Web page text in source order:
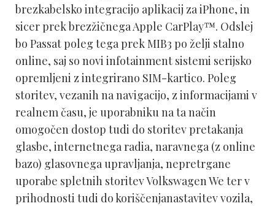
brezkabelsko integracijo aplikacij za iPhone, in
sicer prek brezžičnega Apple CarPlay™. Odslej
bo Passat poleg tega prek MIB3 po želji stalno
online, saj so novi infotainment sistemi serijsko
opremljeni z integrirano SIM-kartico. Poleg
storitev, vezanih na navigacijo, z informacijami v
realnem času, je uporabniku na ta način
omogočen dostop tudi do storitev pretakanja
glasbe, internetnega radia, naravnega (z online
bazo) glasovnega upravljanja, nepretrgane
uporabe spletnih storitev Volkswagen We ter v
prihodnosti tudi do koriščenjanastavitev vozila,